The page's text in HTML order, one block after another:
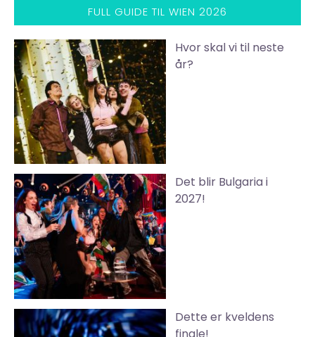
FULL GUIDE TIL WIEN 2026
Hvor skal vi til neste
år?
Det blir Bulgaria i
2027!
Dette er kveldens
finale!